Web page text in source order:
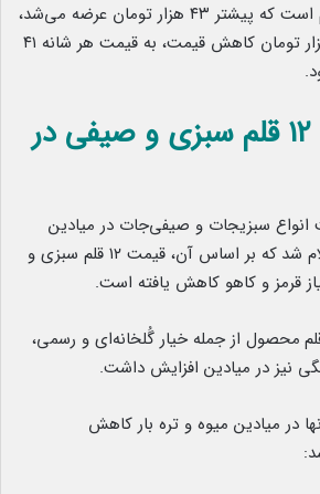
یک کیلو و ۷۵۰ گرم است که پیشتر ۴۳ هزار تومان عرضه می‌شد،
از امروز (دوشنبه) با ۲ هزار تومان کاهش قیمت، به قیمت هر شانه ۴۱
کاهش قیمت ۱۲ قلم سبزی و صیفی در
انواع سبزیجات و صیفی‌جات در میادین
شد
که بر اساس آن، قیمت ۱۲ قلم سبزی و
قرمز و کاهو کاهش یافته است.
محصول از جمله خیار گُلخانه‌ای و رسمی،
نیز در میادین افزایش داشت.
در میادین میوه و تره بار کاهش